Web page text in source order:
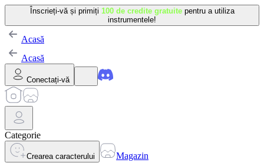
Înscrieți-vă și primiți 100 de credite gratuite pentru a utiliza
instrumentele!
Acasă
Acasă
Conectați-vă
Categorie
Crearea caracterului
Magazin